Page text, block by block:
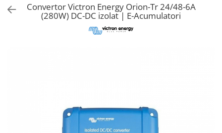
Baterii alcaline
Baterii litiu
Prelungitoare
Panouri fotovoltaice
Convertor Victron Energy Orion-Tr 24/48-6A
(280W) DC-DC izolat | E-Acumulatori